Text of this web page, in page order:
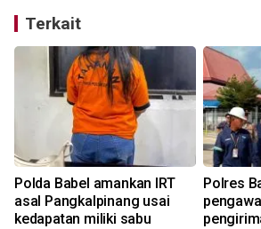
Terkait
Polda Babel amankan IRT
asal Pangkalpinang usai
kedapatan miliki sabu
Polres